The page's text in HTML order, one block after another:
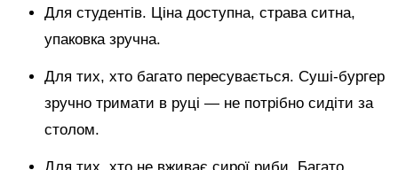
Для студентів. Ціна доступна, страва ситна,
упаковка зручна.
Для тих, хто багато пересувається. Суші-бургер
зручно тримати в руці — не потрібно сидіти за
столом.